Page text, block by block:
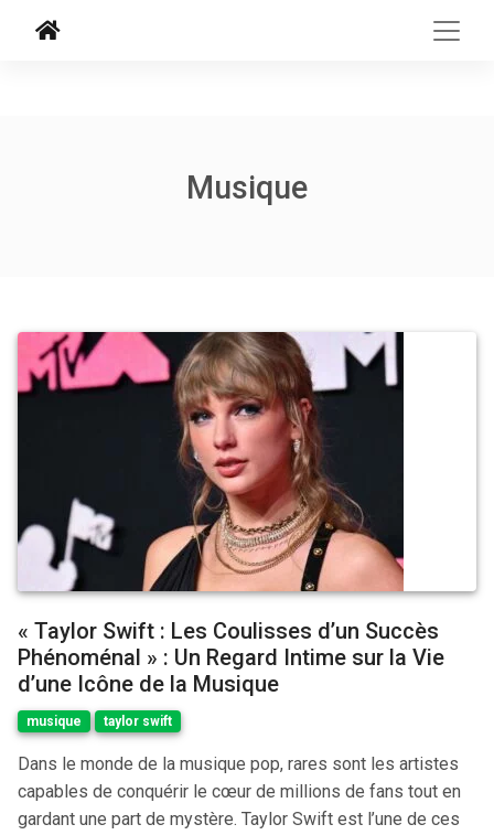
Musique
« Taylor Swift : Les Coulisses d’un Succès
Phénoménal » : Un Regard Intime sur la Vie
d’une Icône de la Musique
musique taylor swift
Dans le monde de la musique pop, rares sont les artistes
capables de conquérir le cœur de millions de fans tout en
gardant une part de mystère. Taylor Swift est l’une de ces